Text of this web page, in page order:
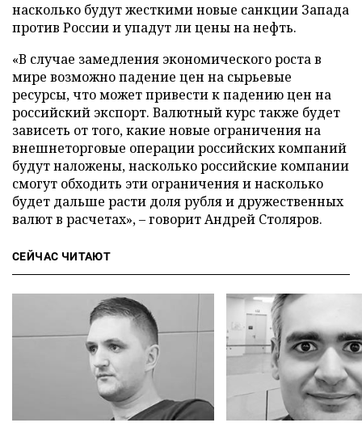
насколько будут жесткими новые санкции Запада
против России и упадут ли цены на нефть.
«В случае замедления экономического роста в
мире возможно падение цен на сырьевые
ресурсы, что может привести к падению цен на
российский экспорт. Валютный курс также будет
зависеть от того, какие новые ограничения на
внешнеторговые операции российских компаний
будут наложены, насколько российские компании
смогут обходить эти ограничения и насколько
будет дальше расти доля рубля и дружественных
валют в расчетах», – говорит Андрей Столяров.
СЕЙЧАС ЧИТАЮТ